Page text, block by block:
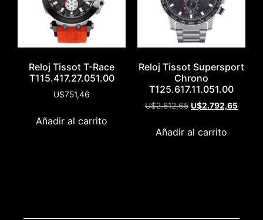
Reloj Tissot T-Race
T115.417.27.051.00
U$751,46
Añadir al carrito
Reloj Tissot Supersport
Chrono
T125.617.11.051.00
U$2.812,65 U$2.792,65
Añadir al carrito